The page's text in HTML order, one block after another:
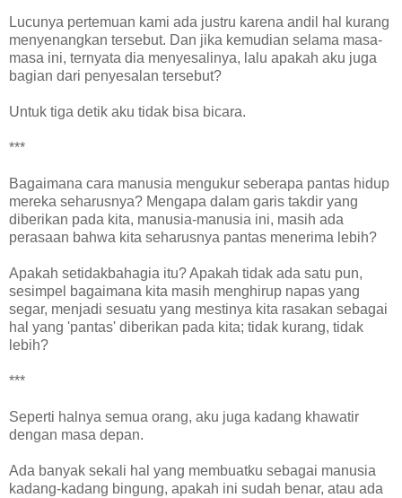
Lucunya pertemuan kami ada justru karena andil hal kurang
menyenangkan tersebut. Dan jika kemudian selama masa-
masa ini, ternyata dia menyesalinya, lalu apakah aku juga
bagian dari penyesalan tersebut?
Untuk tiga detik aku tidak bisa bicara.
***
Bagaimana cara manusia mengukur seberapa pantas hidup
mereka seharusnya? Mengapa dalam garis takdir yang
diberikan pada kita, manusia-manusia ini, masih ada
perasaan bahwa kita seharusnya pantas menerima lebih?
Apakah setidakbahagia itu? Apakah tidak ada satu pun,
sesimpel bagaimana kita masih menghirup napas yang
segar, menjadi sesuatu yang mestinya kita rasakan sebagai
hal yang 'pantas' diberikan pada kita; tidak kurang, tidak
lebih?
***
Seperti halnya semua orang, aku juga kadang khawatir
dengan masa depan.
Ada banyak sekali hal yang membuatku sebagai manusia
kadang-kadang bingung, apakah ini sudah benar, atau ada